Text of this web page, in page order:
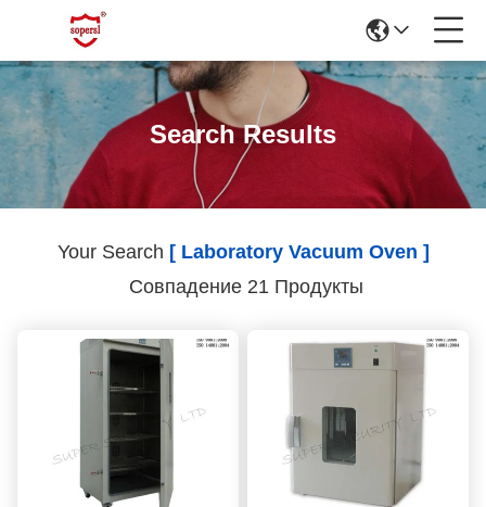
Search Results
Your Search [ Laboratory Vacuum Oven ]
Совпадение 21 Продукты